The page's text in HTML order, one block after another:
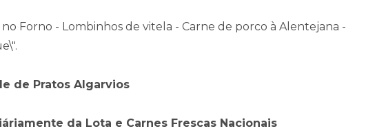
Forno - Lombinhos de vitela - Carne de porco à Alentejana -
de Pratos Algarvios
da Lota e Carnes Frescas Nacionais